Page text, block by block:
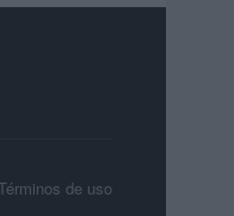
de uso